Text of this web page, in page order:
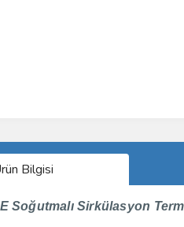
Bilgisi
Soğutmalı Sirkülasyon